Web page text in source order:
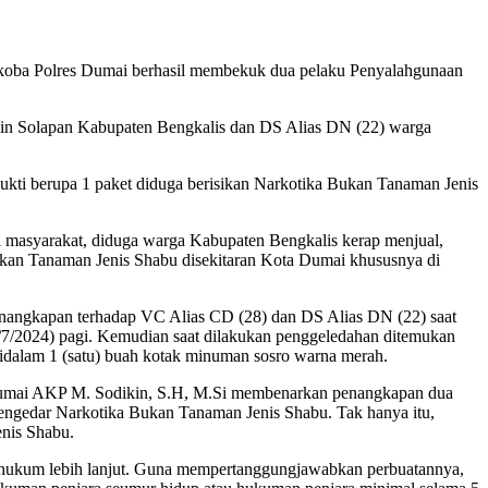
Polres Dumai berhasil membekuk dua pelaku Penyalahgunaan
Solapan Kabupaten Bengkalis dan DS Alias DN (22) warga
berupa 1 paket diduga berisikan Narkotika Bukan Tanaman Jenis
diduga warga Kabupaten Bengkalis kerap menjual,
Tanaman Jenis Shabu disekitaran Kota Dumai khususnya di
terhadap VC Alias CD (28) dan DS Alias DN (22) saat
pagi. Kemudian saat dilakukan penggeledahan ditemukan
1 (satu) buah kotak minuman sosro warna merah.
AKP M. Sodikin, S.H, M.Si membenarkan penangkapan dua
Narkotika Bukan Tanaman Jenis Shabu. Tak hanya itu,
Shabu.
lebih lanjut. Guna mempertanggungjawabkan perbuatannya,